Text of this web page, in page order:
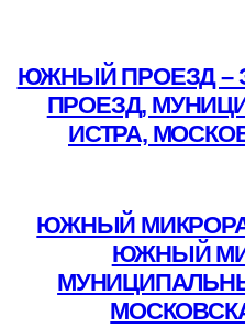
ЮЖНЫЙ ПРОЕЗД –
ПРОЕЗД,
ИСТРА,
ЮЖНЫЙ
ЮЖНЫЙ